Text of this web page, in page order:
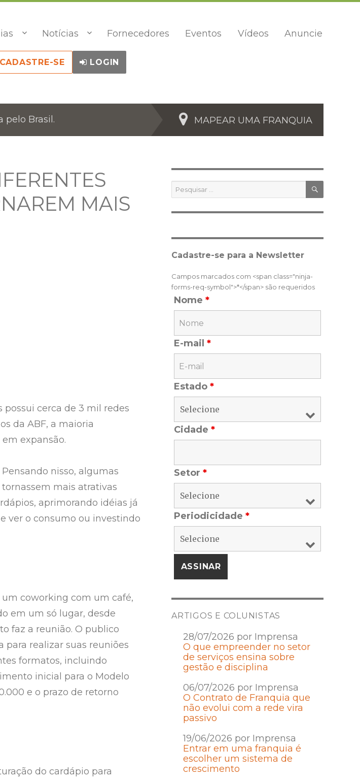
Notícias Fornecedores Eventos Vídeos Anuncie
SE LOGIN
pelo Brasil. MAPEAR UMA FRANQUIA
MAIS
cerca de 3 mil redes
da ABF, a maioria
expansão.
Pensando nisso, algumas
mais atrativas
aprimorando idéias já
ver o consumo ou investindo
coworking com um café,
em um só lugar, desde
faz a reunião. O publico
para realizar suas reuniões
formatos, incluindo
inicial para o Modelo
e o prazo de retorno
do cardápio para
Pesquisar
por:
Cadastre-se para a Newsletter
Campos marcados com <span class="ninja-
forms-req-symbol">*</span> são requeridos
Nome *
E-mail *
Estado *
Cidade *
Setor *
Periodicidade *
ARTIGOS E COLUNISTAS
28/07/2026 por Imprensa
O que empreender no setor
de serviços ensina sobre
gestão e disciplina
06/07/2026 por Imprensa
O Contrato de Franquia que
não evolui com a rede vira
passivo
19/06/2026 por Imprensa
Entrar em uma franquia é
escolher um sistema de
crescimento